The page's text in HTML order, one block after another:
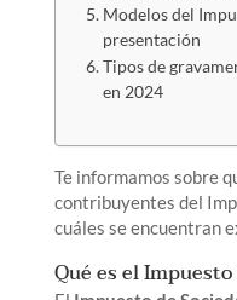
Modelos del
presentación
Tipos de
en 2024
Te informamos sobre
contribuyentes del
cuáles se encuentran
Qué es el